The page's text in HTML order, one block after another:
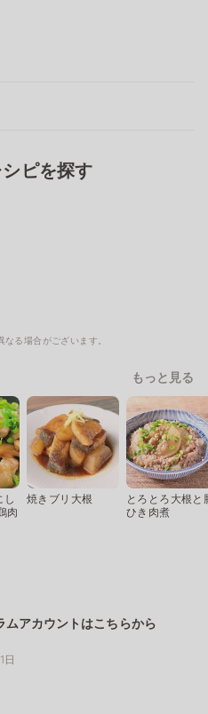
ピを探す
る場合がございます。
もっと見る
し
肉
焼きブリ大根
とろとろ大根と
ひき肉煮
ムアカウントはこちらから
日